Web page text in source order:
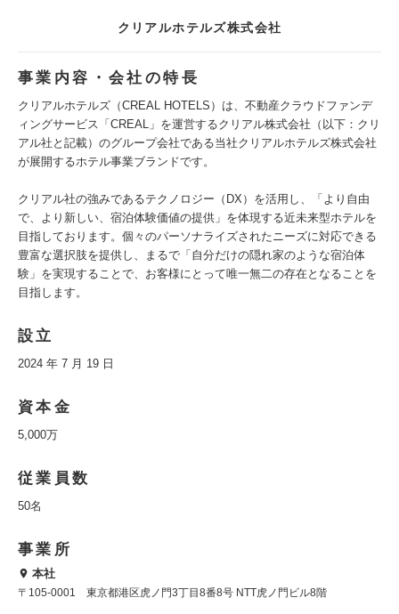
クリアルホテルズ株式会社
事業内容・会社の特長
クリアルホテルズ（CREAL HOTELS）は、不動産クラウドファンデ
ィングサービス「CREAL」を運営するクリアル株式会社（以下：クリ
アル社と記載）のグループ会社である当社クリアルホテルズ株式会社
が展開するホテル事業ブランドです。
クリアル社の強みであるテクノロジー（DX）を活用し、「より自由
で、より新しい、宿泊体験価値の提供」を体現する近未来型ホテルを
目指しております。個々のパーソナライズされたニーズに対応できる
豊富な選択肢を提供し、まるで「自分だけの隠れ家のような宿泊体
験」を実現することで、お客様にとって唯一無二の存在となることを
目指します。
設立
2024 年 7 月 19 日
資本金
5,000万
従業員数
50名
事業所
本社
〒105-0001 東京都港区虎ノ門3丁目8番8号 NTT虎ノ門ビル8階